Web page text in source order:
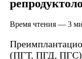
Время чтения — 3
(ПГТ, ПГД, ПГС)